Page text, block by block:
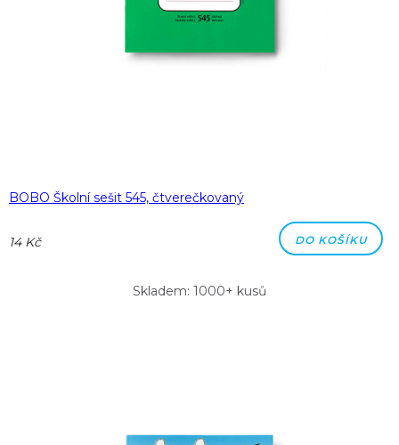
BOBO Školní sešit 545, čtverečkovaný
14 Kč DO KOŠÍKU
Skladem: 1000+ kusů